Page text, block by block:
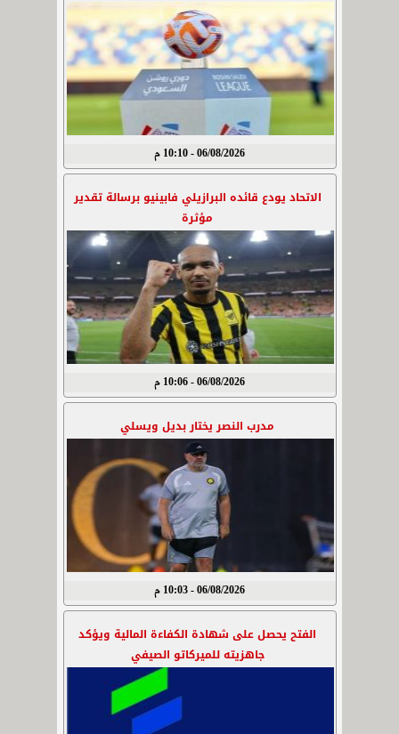
06/08/2026 - 10:10 م
الاتحاد يودع قائده البرازيلي فابينيو برسالة تقدير
مؤثرة
06/08/2026 - 10:06 م
مدرب النصر يختار بديل ويسلي
06/08/2026 - 10:03 م
الفتح يحصل على شهادة الكفاءة المالية ويؤكد
جاهزيته للميركاتو الصيفي